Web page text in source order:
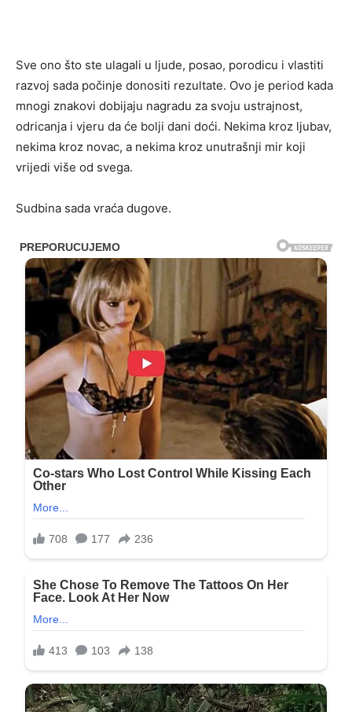
Sve ono što ste ulagali u ljude, posao, porodicu i vlastiti
razvoj sada počinje donositi rezultate. Ovo je period kada
mnogi znakovi dobijaju nagradu za svoju ustrajnost,
odricanja i vjeru da će bolji dani doći. Nekima kroz ljubav,
nekima kroz novac, a nekima kroz unutrašnji mir koji
vrijedi više od svega.
Sudbina sada vraća dugove.